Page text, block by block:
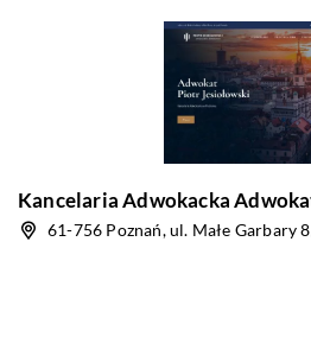
Kancelaria Adwokacka
61-756 Poznań, ul. Małe Garbary